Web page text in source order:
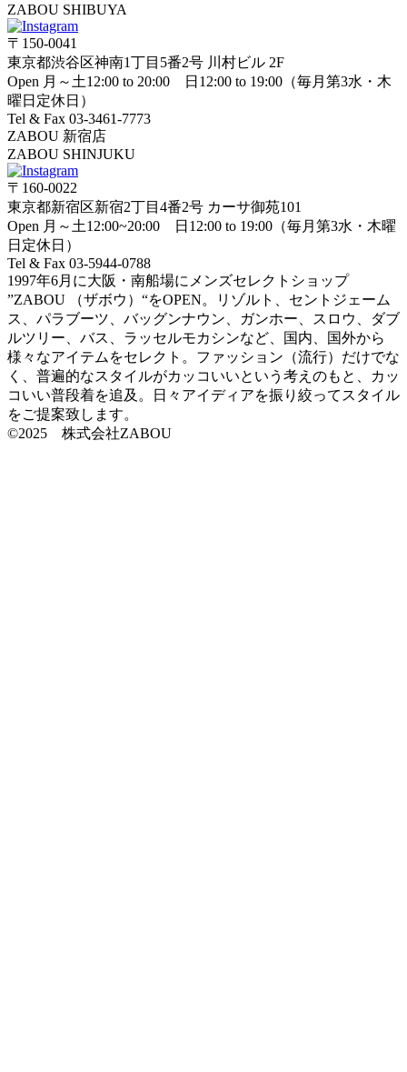
ZABOU SHIBUYA
〒150-0041
東京都渋谷区神南1丁目5番2号 川村ビル 2F
Open 月～土12:00 to 20:00 日12:00 to 19:00（毎月第3水・木
曜日定休日）
Tel & Fax 03-3461-7773
ZABOU 新宿店
ZABOU SHINJUKU
〒160-0022
東京都新宿区新宿2丁目4番2号 カーサ御苑101
Open 月～土12:00~20:00 日12:00 to 19:00（毎月第3水・木曜
日定休日）
Tel & Fax 03-5944-0788
1997年6月に大阪・南船場にメンズセレクトショップ
”ZABOU （ザボウ）“をOPEN。リゾルト、セントジェーム
ス、パラブーツ、バッグンナウン、ガンホー、スロウ、ダブ
ルツリー、バス、ラッセルモカシンなど、国内、国外から
様々なアイテムをセレクト。ファッション（流行）だけでな
く、普遍的なスタイルがカッコいいという考えのもと、カッ
コいい普段着を追及。日々アイディアを振り絞ってスタイル
をご提案致します。
©2025 株式会社ZABOU